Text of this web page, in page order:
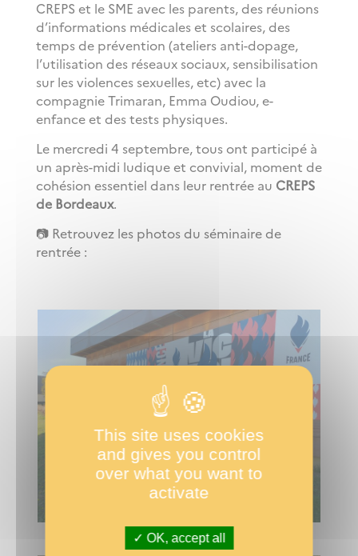
CREPS et le SME avec les parents, des réunions
d’informations médicales et scolaires, des
temps de prévention (ateliers anti-dopage,
l’utilisation des réseaux sociaux, sensibilisation
sur les violences sexuelles, etc) avec la
compagnie Trimaran, Emma Oudiou, e-
enfance et des tests physiques.
Le mercredi 4 septembre, tous ont participé à
un après-midi ludique et convivial, moment de
cohésion essentiel dans leur rentrée au CREPS
de Bordeaux.
📷 Retrouvez les photos du séminaire de
rentrée :
This site uses cookies
and gives you control
over what you want to
activate
OK, accept all